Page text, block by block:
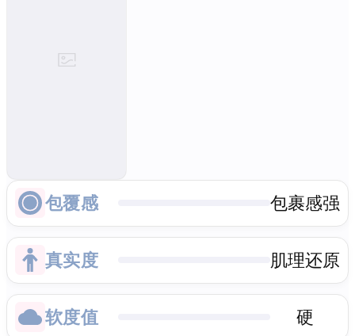
包覆感 包裹感强
真实度 肌理还原
软度值 硬